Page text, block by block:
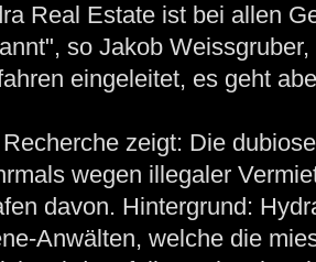
Real Estate ist bei allen
so Jakob
eingeleitet, es geht
zeigt: Die
wegen illegaler
davon. Hintergrund:
Anwälten, welche die